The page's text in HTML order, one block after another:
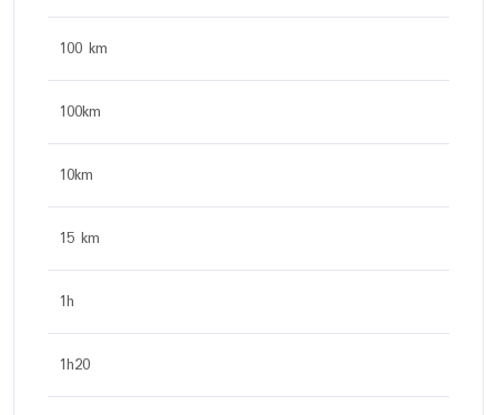
100 km
100km
10km
15 km
1h
1h20